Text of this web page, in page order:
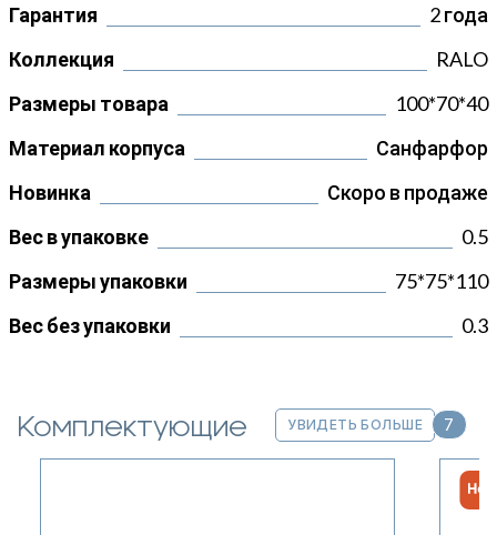
Гарантия
2 года
Коллекция
RALO
Размеры товара
100*70*40
Материал корпуса
Санфарфор
Новинка
Скоро в продаже
Вес в упаковке
0.5
Размеры упаковки
75*75*110
Вес без упаковки
0.3
Комплектующие УВИДЕТЬ БОЛЬШЕ 7